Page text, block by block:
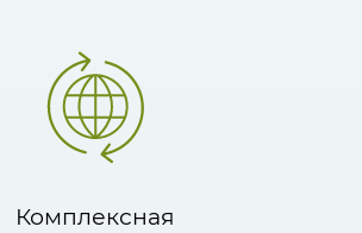
Комплексная